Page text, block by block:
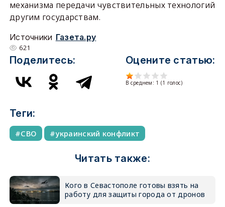
механизма передачи чувствительных технологий
другим государствам.
Источники Газета.ру
621
Поделитесь: Оцените статью:
В среднем: 1 (1 голос)
Теги:
СВО украинский конфликт
Читать также:
Кого в Севастополе готовы взять на
работу для защиты города от дронов